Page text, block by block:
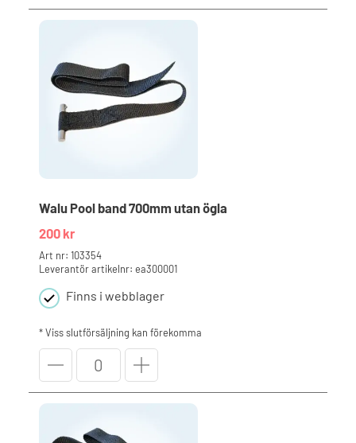
med
ögla
Walu Pool band 700mm utan ögla
200 kr
Leverantör artikelnr: ea300001
Art nr: 103354
Finns i webblager
* Viss slutförsäljning kan förekomma
Walu
Pool
band
700mm
utan
mängd